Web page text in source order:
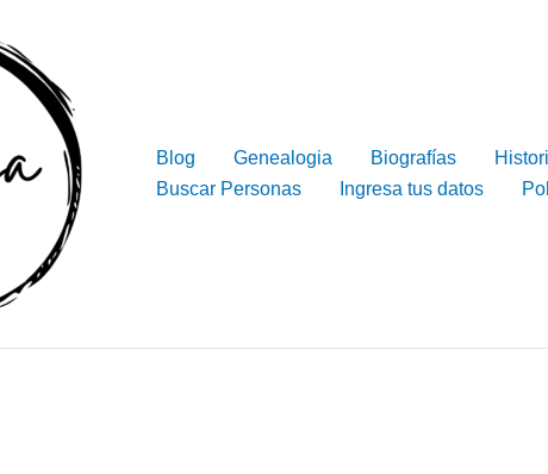
Blog Genealogia Biografías
Buscar Personas
Ingresa tus datos